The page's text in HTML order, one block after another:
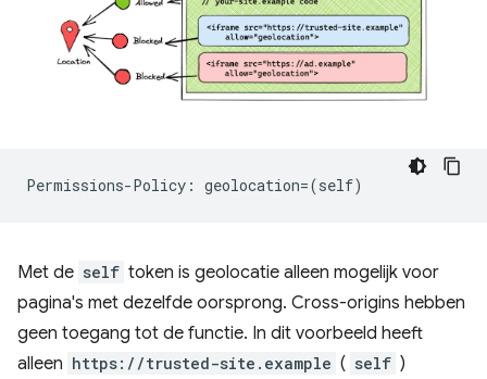
Met de self token is geolocatie alleen mogelijk voor
pagina's met dezelfde oorsprong. Cross-origins hebben
geen toegang tot de functie. In dit voorbeeld heeft
alleen https://trusted-site.example ( self )